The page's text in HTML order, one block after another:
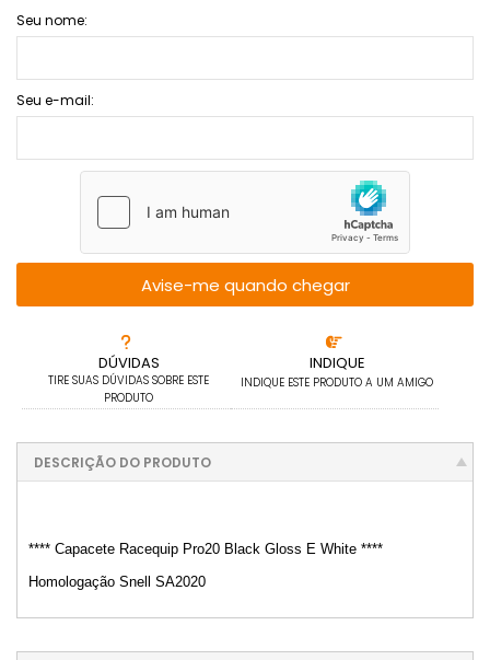
DÚVIDAS
TIRE SUAS DÚVIDAS SOBRE ESTE
PRODUTO
INDIQUE
INDIQUE ESTE PRODUTO A UM AMIGO
Seu nome:
Seu e-mail:
Avise-me quando chegar
DESCRIÇÃO DO PRODUTO
**** Capacete Racequip Pro20 Black Gloss E White ****
Homologação Snell SA2020